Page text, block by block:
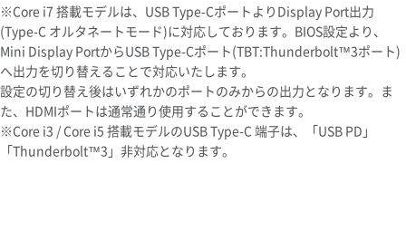
※Core i7 搭載モデルは、USB Type-CポートよりDisplay Port出力
(Type-C オルタネートモード)に対応しております。BIOS設定より、
Mini Display PortからUSB Type-Cポート(TBT:Thunderbolt™3ポート)
へ出力を切り替えることで対応いたします。
設定の切り替え後はいずれかのポートのみからの出力となります。ま
た、HDMIポートは通常通り使用することができます。
※Core i3 / Core i5 搭載モデルのUSB Type-C 端子は、「USB PD」
「Thunderbolt™3」非対応となります。